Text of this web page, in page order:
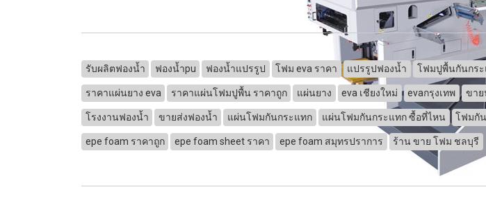
รับผลิตฟองน้ำ ฟองน้ำpu ฟองน้ำแปรรูป โฟม eva ราคา แปรรูปฟองน้ำ โฟมปูพื้นกันกร
ราคาแผ่นยาง eva ราคาแผ่นโฟมปูพื้น ราคาถูก แผ่นยาง eva เชียงใหม่ evaกรุงเทพ ขาย
โรงงานฟองน้ำ ขายส่งฟองน้ำ แผ่นโฟมกันกระแทก แผ่นโฟมกันกระแทก ซื้อที่ไหน โฟมกั
epe foam ราคาถูก epe foam sheet ราคา epe foam สมุทรปราการ ร้าน ขาย โฟม ชลบุรี